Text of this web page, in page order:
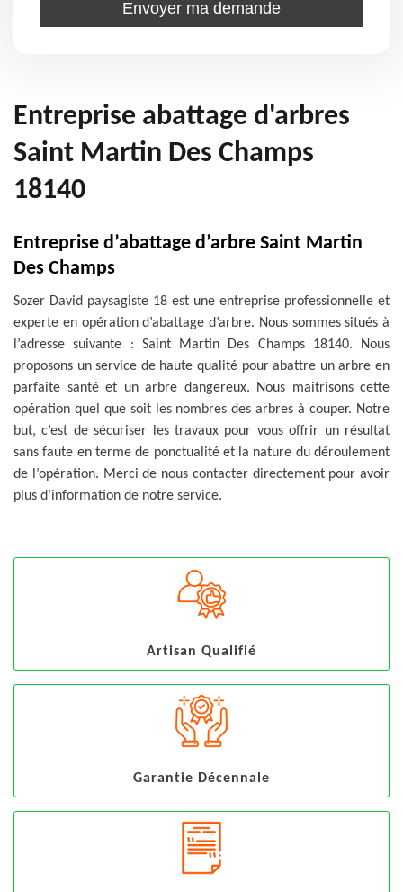
Entreprise abattage d'arbres
Saint Martin Des Champs
18140
Entreprise d’abattage d’arbre Saint Martin
Des Champs
Sozer David paysagiste 18 est une entreprise professionnelle et
experte en opération d’abattage d’arbre. Nous sommes situés à
l’adresse suivante : Saint Martin Des Champs 18140. Nous
proposons un service de haute qualité pour abattre un arbre en
parfaite santé et un arbre dangereux. Nous maitrisons cette
opération quel que soit les nombres des arbres à couper. Notre
but, c’est de sécuriser les travaux pour vous offrir un résultat
sans faute en terme de ponctualité et la nature du déroulement
de l’opération. Merci de nous contacter directement pour avoir
plus d’information de notre service.
Artisan Qualifié
Garantie Décennale